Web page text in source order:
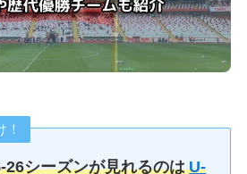
！
26シーズンが見れるのはU-